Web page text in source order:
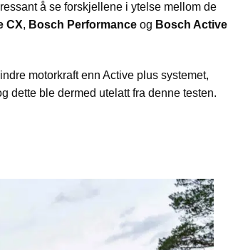
å se forskjellene i ytelse mellom de
CX, Bosch Performance og Bosch Active
motorkraft enn Active plus systemet,
dette ble dermed utelatt fra denne testen.